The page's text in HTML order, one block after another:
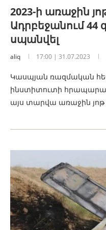
2023-ի առաջին
Ադրբեջանում 44
սպանվել
aliq 17:00 | 31.07.2023
Կասպյան ռազմական
ինստիտուտի
այս տարվա առաջին յոթ